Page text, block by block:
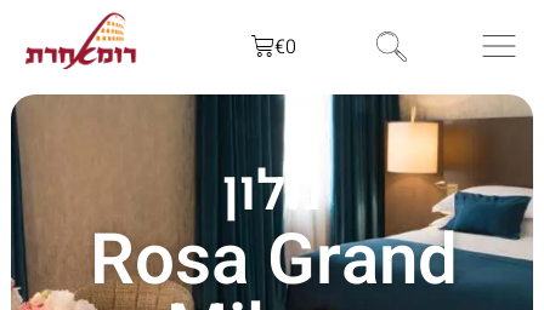
€0
מלון
Rosa Grand